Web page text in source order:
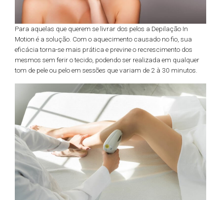
Para aquelas que querem se livrar dos pelos a Depilação In
Motion é a solução. Com o aquecimento causado no fio, sua
eficácia torna-se mais prática e previne o recrescimento dos
mesmos sem ferir o tecido, podendo ser realizada em qualquer
tom de pele ou pelo em sessões que variam de 2 à 30 minutos.